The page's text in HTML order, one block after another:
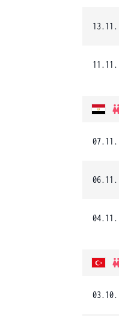
13.11.
11.11.
07.11.
06.11.
04.11.
03.10.